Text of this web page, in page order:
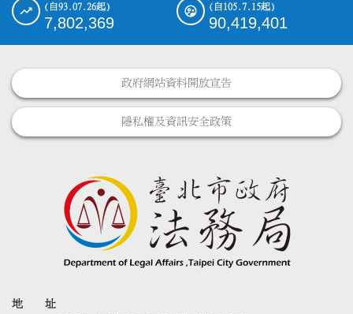
(自93.07.26起)
7,802,369
(自105.7.15起)
90,419,401
政府網站資料開放宣告
隱私權及資訊安全政策
地 址